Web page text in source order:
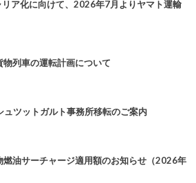
リア化に向けて、2026年7月よりヤマト運輸
列車の運転計画について
ュツットガルト事務所移転のご案内
燃油サーチャージ適用額のお知らせ（2026年